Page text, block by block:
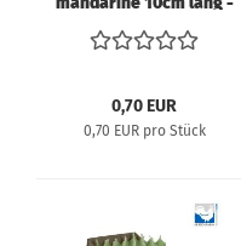
22mm Durchmesser
0,70 EUR
0,70 EUR pro Stück